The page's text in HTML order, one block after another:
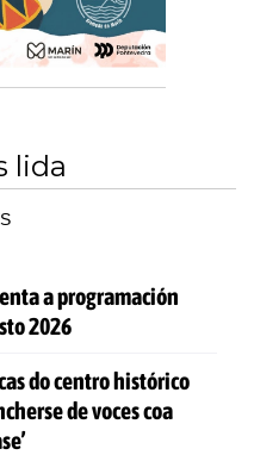
lida
a programación
2026
do centro histórico
de voces coa